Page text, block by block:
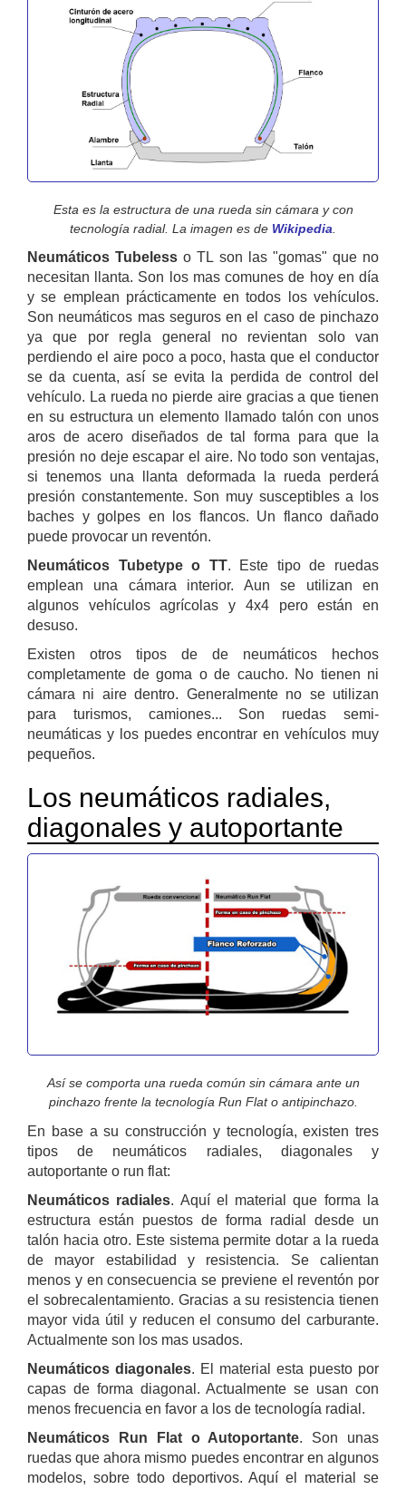
Esta es la estructura de una rueda sin cámara y con
tecnología radial. La imagen es de Wikipedia
Neumáticos Tubeless o TL son las "gomas" que no
necesitan llanta. Son los mas comunes de hoy en día
y se emplean prácticamente en todos los vehículos.
Son neumáticos mas seguros en el caso de pinchazo
ya que por regla general no revientan solo van
perdiendo el aire poco a poco, hasta que el conductor
se da cuenta, así se evita la perdida de control del
vehículo. La rueda no pierde aire gracias a que tienen
en su estructura un elemento llamado talón con unos
aros de acero diseñados de tal forma para que la
presión no deje escapar el aire. No todo son ventajas,
si tenemos una llanta deformada la rueda perderá
presión constantemente. Son muy susceptibles a los
baches y golpes en los flancos. Un flanco dañado
puede provocar un reventón.
Neumáticos Tubetype o TT. Este tipo de ruedas
emplean una cámara interior. Aun se utilizan en
algunos vehículos agrícolas y 4x4 pero están en
desuso.
Existen otros tipos de de neumáticos hechos
completamente de goma o de caucho. No tienen ni
cámara ni aire dentro. Generalmente no se utilizan
para turismos, camiones... Son ruedas semi-
neumáticas y los puedes encontrar en vehículos muy
pequeños.
Los neumáticos radiales,
diagonales y autoportante
Así se comporta una rueda común sin cámara ante un
pinchazo frente la tecnología Run Flat o antipinchazo.
En base a su construcción y tecnología, existen tres
tipos de neumáticos radiales, diagonales y
autoportante o run flat:
Neumáticos radiales. Aquí el material que forma la
estructura están puestos de forma radial desde un
talón hacia otro. Este sistema permite dotar a la rueda
de mayor estabilidad y resistencia. Se calientan
menos y en consecuencia se previene el reventón por
el sobrecalentamiento. Gracias a su resistencia tienen
mayor vida útil y reducen el consumo del carburante.
Actualmente son los mas usados.
Neumáticos diagonales. El material esta puesto por
capas de forma diagonal. Actualmente se usan con
menos frecuencia en favor a los de tecnología radial.
Neumáticos Run Flat o Autoportante. Son unas
ruedas que ahora mismo puedes encontrar en algunos
modelos, sobre todo deportivos. Aquí el material se